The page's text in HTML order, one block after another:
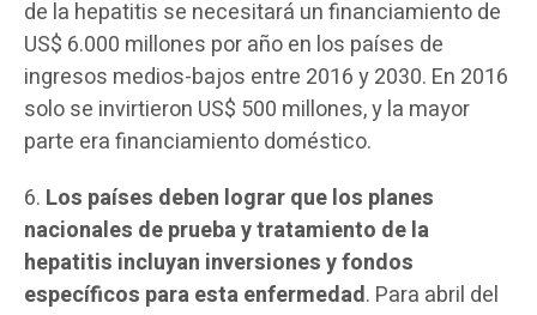
de la hepatitis se necesitará un financiamiento de
US$ 6.000 millones por año en los países de
ingresos medios-bajos entre 2016 y 2030. En 2016
solo se invirtieron US$ 500 millones, y la mayor
parte era financiamiento doméstico.
6. Los países deben lograr que los planes
nacionales de prueba y tratamiento de la
hepatitis incluyan inversiones y fondos
específicos para esta enfermedad. Para abril del